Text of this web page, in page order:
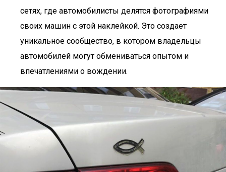
сетях, где автомобилисты делятся фотографиями
своих машин с этой наклейкой. Это создает
уникальное сообщество, в котором владельцы
автомобилей могут обмениваться опытом и
впечатлениями о вождении.